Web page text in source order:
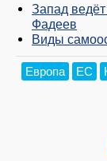
Запад
Фадеев
Виды
Европа ЕС